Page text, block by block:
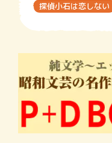
探偵小石は恋しない